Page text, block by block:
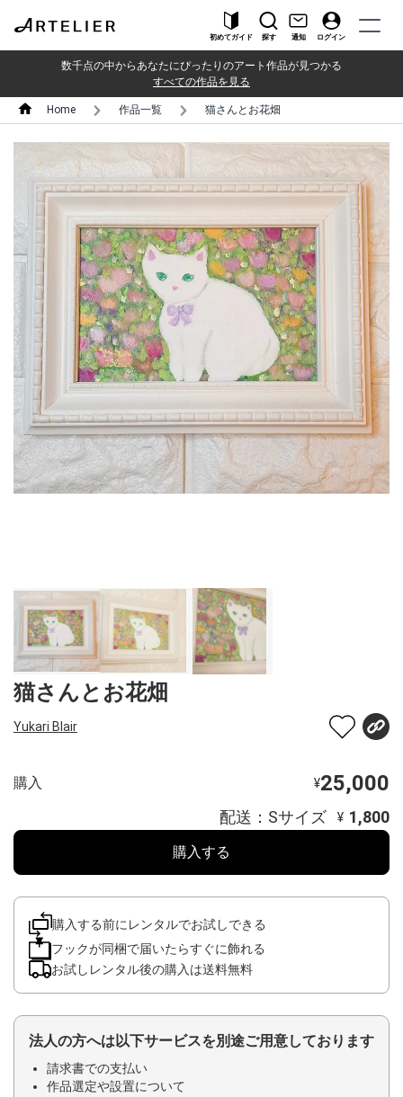
初めてガイド 探す 通知 ログイン
数千点の中からあなたにぴったりのアート作品が見つかる
すべての作品を見る
Home 作品一覧 猫さんとお花畑
猫さんとお花畑
Yukari Blair
購入 ¥25,000
配送：Sサイズ ¥ 1,800
購入する
購入する前にレンタルでお試しできる
フックが同梱で届いたらすぐに飾れる
お試しレンタル後の購入は送料無料
法人の方へは以下サービスを別途ご用意しております
請求書での支払い
作品選定や設置について